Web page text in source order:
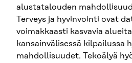
alustatalouden
Terveys ja hyvinvointi ovat
voimakkaasti kasvavia
kansainvälisessä kilpailussa
mahdollisuudet. Tekoälyä